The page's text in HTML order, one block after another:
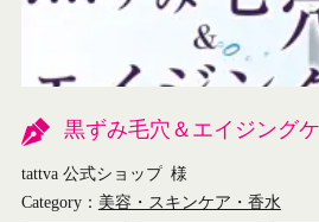
黒ずみ毛穴＆エイジングケ
tattva 公式ショップ 様
Category： 美容・スキンケア・香水